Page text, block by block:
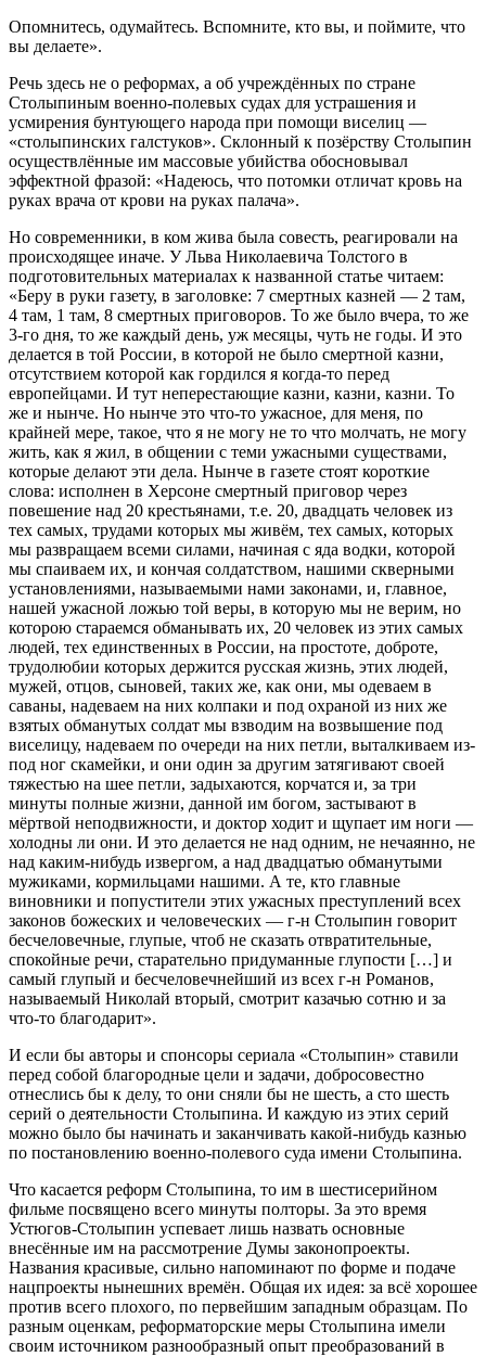
Опомнитесь, одумайтесь. Вспомните, кто вы, и поймите, что
вы делаете».
Речь здесь не о реформах, а об учреждённых по стране
Столыпиным военно-полевых судах для устрашения и
усмирения бунтующего народа при помощи виселиц —
«столыпинских галстуков». Склонный к позёрству Столыпин
осуществлённые им массовые убийства обосновывал
эффектной фразой: «Надеюсь, что потомки отличат кровь на
руках врача от крови на руках палача».
Но современники, в ком жива была совесть, реагировали на
происходящее иначе. У Льва Николаевича Толстого в
подготовительных материалах к названной статье читаем:
«Беру в руки газету, в заголовке: 7 смертных казней — 2 там,
4 там, 1 там, 8 смертных приговоров. То же было вчера, то же
3-го дня, то же каждый день, уж месяцы, чуть не годы. И это
делается в той России, в которой не было смертной казни,
отсутствием которой как гордился я когда-то перед
европейцами. И тут неперестающие казни, казни, казни. То
же и нынче. Но нынче это что-то ужасное, для меня, по
крайней мере, такое, что я не могу не то что молчать, не могу
жить, как я жил, в общении с теми ужасными существами,
которые делают эти дела. Нынче в газете стоят короткие
слова: исполнен в Херсоне смертный приговор через
повешение над 20 крестьянами, т.е. 20, двадцать человек из
тех самых, трудами которых мы живём, тех самых, которых
мы развращаем всеми силами, начиная с яда водки, которой
мы спаиваем их, и кончая солдатством, нашими скверными
установлениями, называемыми нами законами, и, главное,
нашей ужасной ложью той веры, в которую мы не верим, но
которою стараемся обманывать их, 20 человек из этих самых
людей, тех единственных в России, на простоте, доброте,
трудолюбии которых держится русская жизнь, этих людей,
мужей, отцов, сыновей, таких же, как они, мы одеваем в
саваны, надеваем на них колпаки и под охраной из них же
взятых обманутых солдат мы взводим на возвышение под
виселицу, надеваем по очереди на них петли, выталкиваем из-
под ног скамейки, и они один за другим затягивают своей
тяжестью на шее петли, задыхаются, корчатся и, за три
минуты полные жизни, данной им богом, застывают в
мёртвой неподвижности, и доктор ходит и щупает им ноги —
холодны ли они. И это делается не над одним, не нечаянно, не
над каким-нибудь извергом, а над двадцатью обманутыми
мужиками, кормильцами нашими. А те, кто главные
виновники и попустители этих ужасных преступлений всех
законов божеских и человеческих — г-н Столыпин говорит
бесчеловечные, глупые, чтоб не сказать отвратительные,
спокойные речи, старательно придуманные глупости […] и
самый глупый и бесчеловечнейший из всех г-н Романов,
называемый Николай вторый, смотрит казачью сотню и за
что-то благодарит».
И если бы авторы и спонсоры сериала «Столыпин» ставили
перед собой благородные цели и задачи, добросовестно
отнеслись бы к делу, то они сняли бы не шесть, а сто шесть
серий о деятельности Столыпина. И каждую из этих серий
можно было бы начинать и заканчивать какой-нибудь казнью
по постановлению военно-полевого суда имени Столыпина.
Что касается реформ Столыпина, то им в шестисерийном
фильме посвящено всего минуты полторы. За это время
Устюгов-Столыпин успевает лишь назвать основные
внесённые им на рассмотрение Думы законопроекты.
Названия красивые, сильно напоминают по форме и подаче
нацпроекты нынешних времён. Общая их идея: за всё хорошее
против всего плохого, по первейшим западным образцам. По
разным оценкам, реформаторские меры Столыпина имели
своим источником разнообразный опыт преобразований в